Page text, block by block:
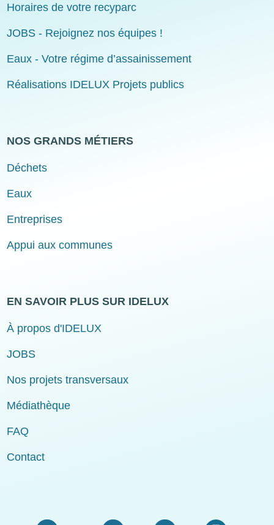
Horaires de votre recyparc
JOBS - Rejoignez nos équipes !
Eaux - Votre régime d’assainissement
Réalisations IDELUX Projets publics
NOS GRANDS MÉTIERS
Déchets
Eaux
Entreprises
Appui aux communes
EN SAVOIR PLUS SUR IDELUX
À propos d'IDELUX
JOBS
Nos projets transversaux
Médiathèque
FAQ
Contact